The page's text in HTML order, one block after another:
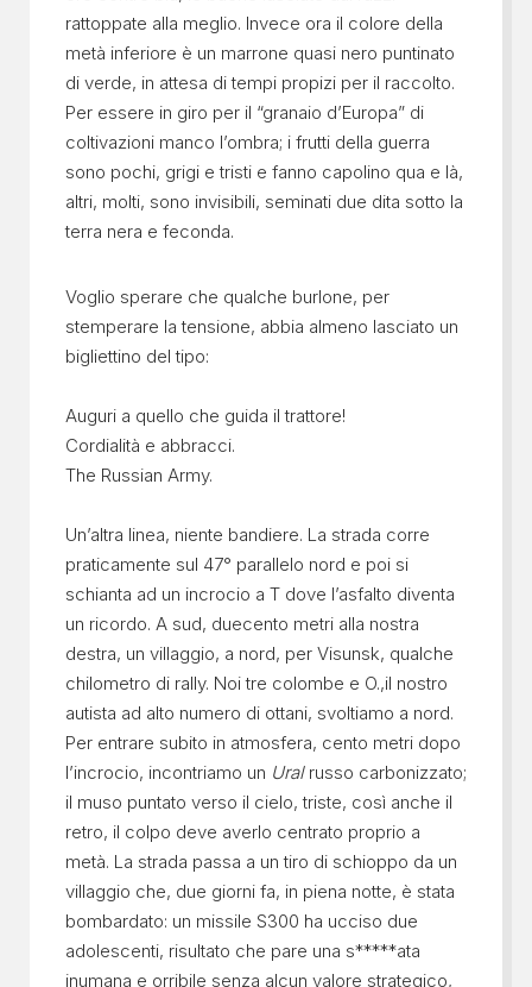
rattoppate alla meglio. Invece ora il colore della
metà inferiore è un marrone quasi nero puntinato
di verde, in attesa di tempi propizi per il raccolto.
Per essere in giro per il “granaio d’Europa” di
coltivazioni manco l’ombra; i frutti della guerra
sono pochi, grigi e tristi e fanno capolino qua e là,
altri, molti, sono invisibili, seminati due dita sotto la
terra nera e feconda.
Voglio sperare che qualche burlone, per
stemperare la tensione, abbia almeno lasciato un
bigliettino del tipo:
Auguri a quello che guida il trattore!
Cordialità e abbracci.
The Russian Army.
Un’altra linea, niente bandiere. La strada corre
praticamente sul 47° parallelo nord e poi si
schianta ad un incrocio a T dove l’asfalto diventa
un ricordo. A sud, duecento metri alla nostra
destra, un villaggio, a nord, per Visunsk, qualche
chilometro di rally. Noi tre colombe e O.,il nostro
autista ad alto numero di ottani, svoltiamo a nord.
Per entrare subito in atmosfera, cento metri dopo
l’incrocio, incontriamo un Uralrusso carbonizzato;
il muso puntato verso il cielo, triste, così anche il
retro, il colpo deve averlo centrato proprio a
metà. La strada passa a un tiro di schioppo da un
villaggio che, due giorni fa, in piena notte, è stata
bombardato: un missile S300 ha ucciso due
adolescenti, risultato che pare una s*****ata
inumana e orribile senza alcun valore strategico,